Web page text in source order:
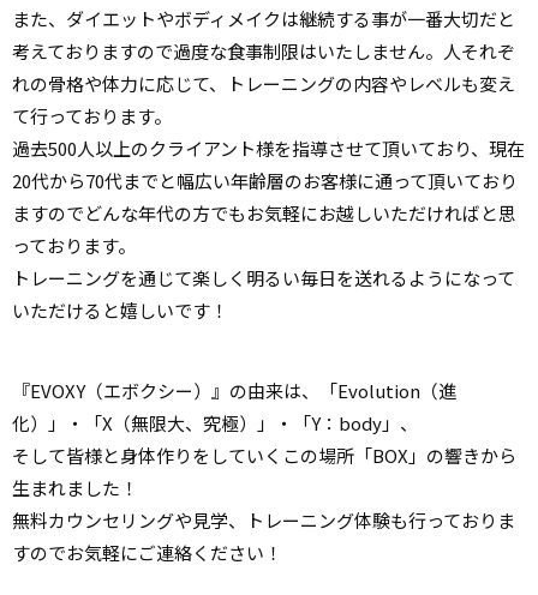
また、ダイエットやボディメイクは継続する事が一番大切だと
考えておりますので過度な食事制限はいたしません。人それぞ
れの骨格や体力に応じて、トレーニングの内容やレベルも変え
て行っております。
過去500人以上のクライアント様を指導させて頂いており、現在
20代から70代までと幅広い年齢層のお客様に通って頂いており
ますのでどんな年代の方でもお気軽にお越しいただければと思
っております。
トレーニングを通じて楽しく明るい毎日を送れるようになって
いただけると嬉しいです！
『EVOXY（エボクシー）』の由来は、「Evolution（進
化）」・「X（無限大、究極）」・「Y：body」、
そして皆様と身体作りをしていくこの場所「BOX」の響きから
生まれました！
無料カウンセリングや見学、トレーニング体験も行っておりま
すのでお気軽にご連絡ください！